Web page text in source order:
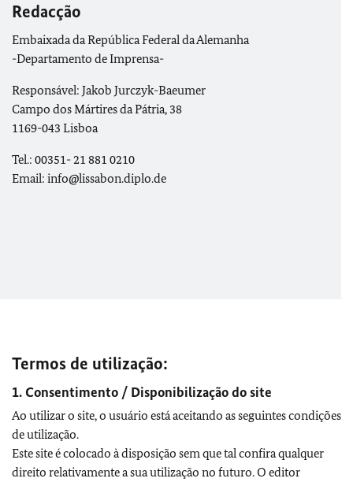
Redacção
Embaixada da República Federal da Alemanha
-Departamento de Imprensa-
Responsável: Jakob Jurczyk-Baeumer
Campo dos Mártires da Pátria, 38
1169-043 Lisboa
Tel.: 00351- 21 881 0210
Email: info@lissabon.diplo.de
Termos de utilização:
1. Consentimento / Disponibilização do site
Ao utilizar o site, o usuário está aceitando as seguintes condições
de utilização.
Este site é colocado à disposição sem que tal confira qualquer
direito relativamente a sua utilização no futuro. O editor